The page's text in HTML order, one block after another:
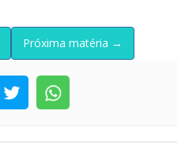
Próxima matéria →